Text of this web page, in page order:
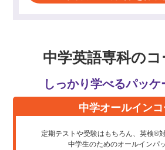
中学英語専科の
しっかり学べるパッケ
中学オールイン
定期テストや受験はもちろん、英検®
中学生のためのオールインパ